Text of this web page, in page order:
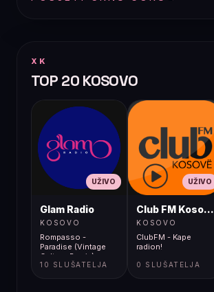
XK
TOP 20 KOSOVO
UŽIVO
Glam Radio
KOSOVO
Rompasso -
Paradise (Vintage
Culture Remix)
10 SLUŠATELJA
UŽIVO
Club FM Kosovë
KOSOVO
ClubFM - Kape
radion!
0 SLUŠATELJA